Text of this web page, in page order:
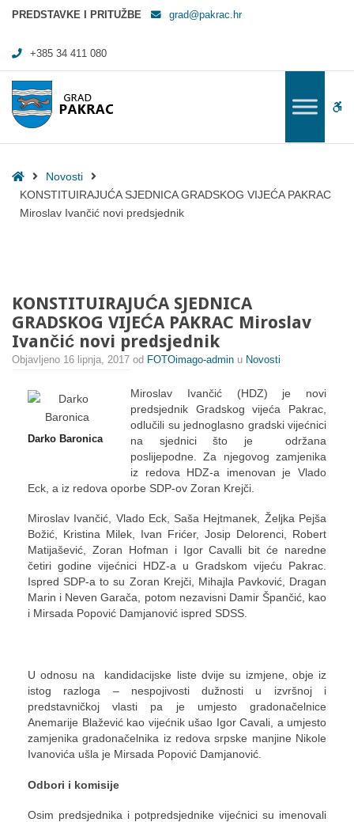
KONSTITUIRAJUĆA SJEDNICA GRADSKOG VIJEĆA PAKRAC
PREDSTAVKE I PRITUŽBE grad@pakrac.hr
+385 34 411 080
HomeNovosti
KONSTITUIRAJUĆA SJEDNICA GRADSKOG VIJEĆA PAKRAC
Miroslav Ivančić novi predsjednik
KONSTITUIRAJUĆA SJEDNICA
GRADSKOG VIJEĆA PAKRAC Miroslav
Ivančić novi predsjednik
Objavljeno 16 lipnja, 2017 od FOTOimago-admin u Novosti
Darko Baronica
Miroslav Ivančić (HDZ) je novi
predsjednik Gradskog vijeća Pakrac,
odlučili su jednoglasno gradski vijećnici
na sjednici što je održana
poslijepodne. Za njegovog zamjenika
iz redova HDZ-a imenovan je Vlado
Eck, a iz redova oporbe SDP-ov Zoran Krejči.
Miroslav Ivančić, Vlado Eck, Saša Hejtmanek, Željka Pejša
Božić, Kristina Milek, Ivan Frićer, Josip Delorenci, Robert
Matijašević, Zoran Hofman i Igor Cavalli bit će naredne
četiri godine vijećnici HDZ-a u Gradskom vijeću Pakrac.
Ispred SDP-a to su Zoran Krejči, Mihajla Pavković, Dragan
Marin i Neven Garača, potom nezavisni Damir Špančić, kao
i Mirsada Popović Damjanović ispred SDSS.
U odnosu na kandidacijske liste dvije su izmjene, obje iz
istog razloga – nespojivosti dužnosti u izvršnoj i
predstavničkoj vlasti pa je umjesto gradonačelnice
Anemarije Blažević kao vijećnik ušao Igor Cavali, a umjesto
zamjenika gradonačelnika iz redova srpske manjine Nikole
Ivanovića ušla je Mirsada Popović Damjanović.
Odbori i komisije
Osim predsjednika i potpredsjednike vijećnici su imenovali